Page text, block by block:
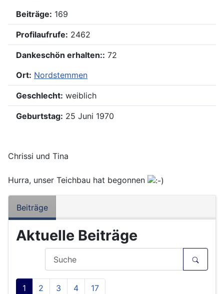
Beiträge: 169
Profilaufrufe: 2462
Dankeschön erhalten:: 72
Ort: Nordstemmen
Geschlecht: weiblich
Geburtstag: 25 Juni 1970
Chrissi und Tina
Hurra, unser Teichbau hat begonnen
Beiträge
Aktuelle Beiträge
1 2 3 4 17